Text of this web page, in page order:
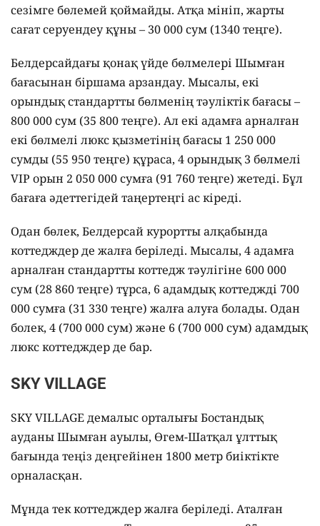
сезімге бөлемей қоймайды. Атқа мініп, жарты
сағат серуендеу құны – 30 000 сум (1340 теңге).
Белдерсайдағы қонақ үйде бөлмелері Шымған
бағасынан біршама арзандау. Мысалы, екі
орындық стандартты бөлменің тәуліктік бағасы –
800 000 сум (35 800 теңге). Ал екі адамға арналған
екі бөлмелі люкс қызметінің бағасы 1 250 000
сумды (55 950 теңге) құраса, 4 орындық 3 бөлмелі
VIP орын 2 050 000 сумға (91 760 теңге) жетеді. Бұл
бағаға әдеттегідей таңертеңгі ас кіреді.
Одан бөлек, Белдерсай курортты алқабында
коттедждер де жалға беріледі. Мысалы, 4 адамға
арналған стандартты коттедж тәулігіне 600 000
сум (28 860 теңге) тұрса, 6 адамдық коттеджді 700
000 сумға (31 330 теңге) жалға алуға болады. Одан
болек, 4 (700 000 сум) және 6 (700 000 сум) адамдық
люкс коттедждер де бар.
SKY VILLAGE
SKY VILLAGE демалыс орталығы Бостандық
ауданы Шымған ауылы, Өгем-Шатқал ұлттық
бағында теңіз деңгейінен 1800 метр биіктікте
орналасқан.
Мұнда тек коттедждер жалға беріледі. Аталған